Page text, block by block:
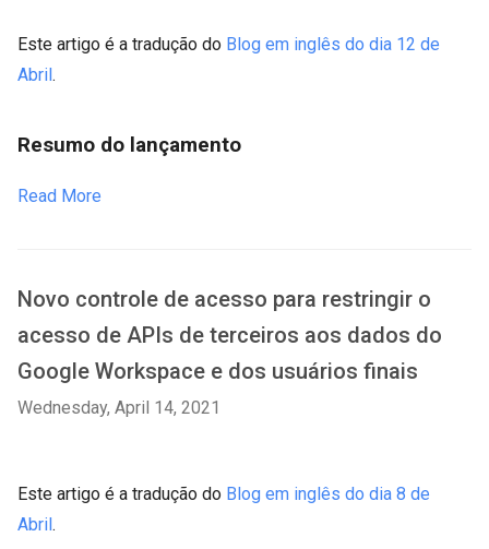
Este artigo é a tradução do Blog em inglês do dia 12 de
Abril.
Resumo do lançamento
Read More
Novo controle de acesso para restringir o
acesso de APIs de terceiros aos dados do
Google Workspace e dos usuários finais
Wednesday, April 14, 2021
Este artigo é a tradução do Blog em inglês do dia 8 de
Abril.